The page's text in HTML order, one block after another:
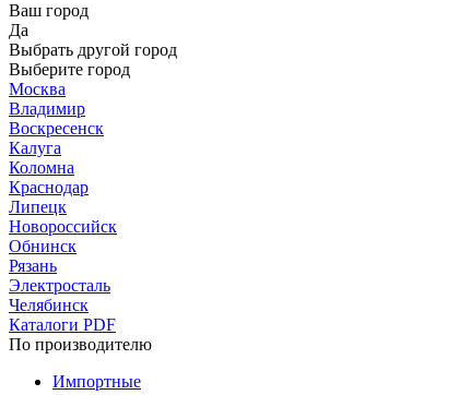
Ваш город
Да
Выбрать другой город
Выберите город
Москва
Владимир
Воскресенск
Калуга
Коломна
Краснодар
Липецк
Новороссийск
Обнинск
Рязань
Электросталь
Челябинск
Каталоги PDF
По производителю
Импортные